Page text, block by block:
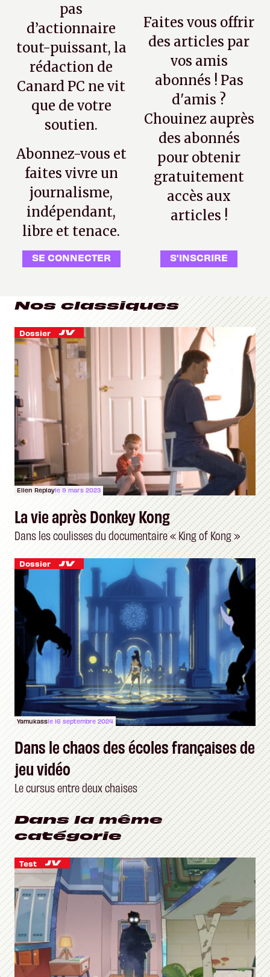
pas
d’actionnaire
tout-puissant, la
rédaction de
Canard PC ne vit
que de votre
soutien.
Abonnez-vous et
faites vivre un
journalisme,
indépendant,
libre et tenace.
SE CONNECTER
Faites vous offrir
des articles par
vos amis
abonnés ! Pas
d'amis ?
Chouinez auprès
des abonnés
pour obtenir
gratuitement
accès aux
articles !
S'INSCRIRE
Nos classiques
Dossier
Ellen Replayle 9 mars 2023
La vie après Donkey Kong
Dans les coulisses du documentaire « King of Kong »
Dossier
Yamukassle 16 septembre 2024
Dans le chaos des écoles françaises de
jeu vidéo
Le cursus entre deux chaises
Dans la même
catégorie
Test